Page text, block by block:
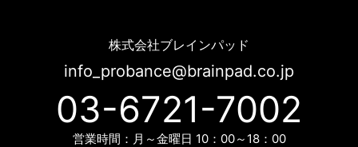
株式会社ブレインパッド
info_probance@brainpad.co.jp
03-6721-7002
営業時間：月～金曜日 10：00～18：00